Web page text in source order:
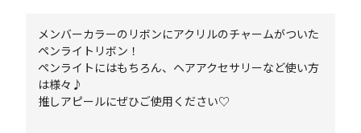
メンバーカラーのリボンにアクリルのチャームがついた
ペンライトリボン！
ペンライトにはもちろん、ヘアアクセサリーなど使い方
は様々♪
推しアピールにぜひご使用ください♡